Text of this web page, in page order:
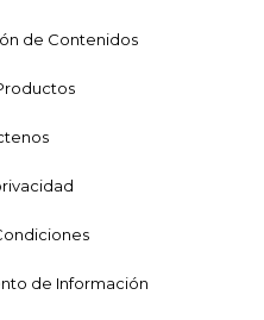
de Contenidos
de Información